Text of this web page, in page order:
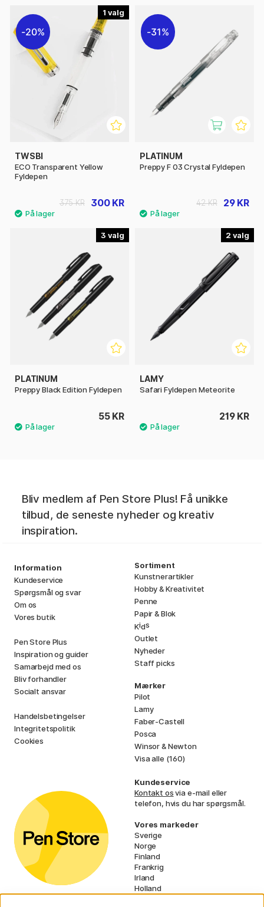
1
20%
TWSBI
ECO Transparent Yellow
Fyldepen
300 KR
375 KR
31%
PLATINUM
Preppy F 03 Crystal Fyldepen
29 KR
42 KR
3
PLATINUM
Preppy Black Edition Fyldepen
55 KR
2
LAMY
Safari Fyldepen Meteorite
219 KR
Bliv medlem af Pen Store Plus! Få unikke
tilbud, de seneste nyheder og kreativ
inspiration.
Information
Kundeservice
Spørgsmål og svar
Om os
Vores butik
Pen Store Plus
Inspiration og guider
Samarbejd med os
Bliv forhandler
Socialt ansvar
Handelsbetingelser
Integritetspolitik
Cookies
Sortiment
Kunstnerartikler
Hobby & Kreativitet
Penne
Papir & Blok
Kids
Outlet
Nyheder
Staff picks
Mærker
Pilot
Lamy
Faber-Castell
Posca
Winsor & Newton
Visa alle (160)
Kundeservice
Kontakt osvia e-mail eller
telefon, hvis du har spørgsmål.
Vores markeder
Sverige
Norge
Finland
Frankrig
Irland
Holland